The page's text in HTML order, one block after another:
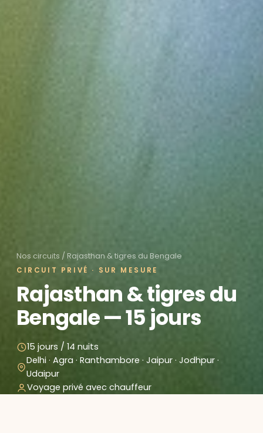
Nos circuits / Rajasthan & tigres du Bengale
CIRCUIT PRIVÉ · SUR MESURE
Rajasthan & tigres du
Bengale — 15 jours
15 jours / 14 nuits
Delhi · Agra · Ranthambore · Jaipur · Jodhpur ·
Udaipur
Voyage privé avec chauffeur